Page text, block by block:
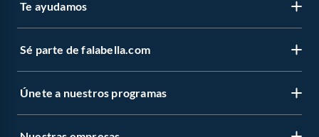
Te ayudamos
Sé parte de falabella.com
Únete a nuestros programas